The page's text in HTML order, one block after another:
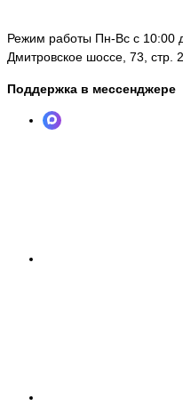
Режим работы Пн-Вс с 10:00
Дмитровское шоссе, 73, стр. 2
Поддержка в мессенджере